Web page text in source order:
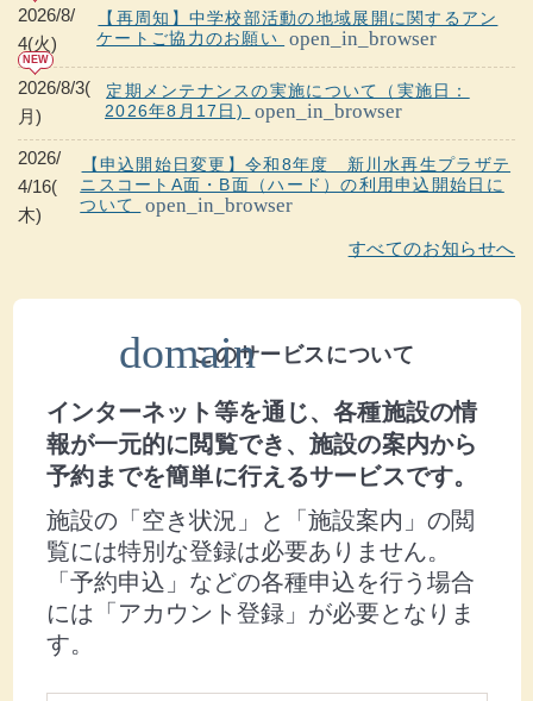
2026/8/
4(火)
【再周知】中学校部活動の地域展開に関するアン
ケートご協力のお願い
open_in_browser
NEW
2026/8/3(
月)
定期メンテナンスの実施について（実施日：
2026年8月17日)
open_in_browser
2026/
4/16(
木)
【申込開始日変更】令和8年度 新川水再生プラザテ
ニスコートA面・B面（ハード）の利用申込開始日に
ついて
open_in_browser
すべてのお知らせへ
domainこのサービスについて
インターネット等を通じ、各種施設の情
報が一元的に閲覧でき、施設の案内から
予約までを簡単に行えるサービスです。
施設の「空き状況」と「施設案内」の閲
覧には特別な登録は必要ありません。
「予約申込」などの各種申込を行う場合
には「アカウント登録」が必要となりま
す。